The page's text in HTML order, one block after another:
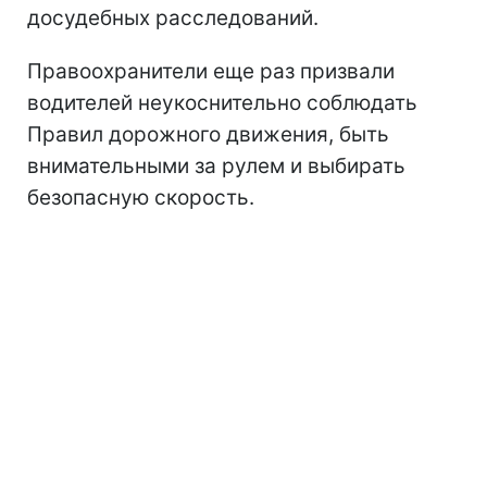
досудебных расследований.
Правоохранители еще раз призвали
водителей неукоснительно соблюдать
Правил дорожного движения, быть
внимательными за рулем и выбирать
безопасную скорость.